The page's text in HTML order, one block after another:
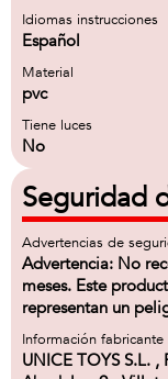
Idiomas instrucciones
Español
Material
pvc
Tiene luces
No
Seguridad
Advertencias de
Advertencia: No
meses. Este
representan un
Información fabricante
UNICE TOYS S.L.